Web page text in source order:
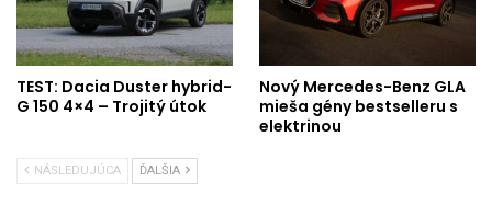
TEST: Dacia Duster hybrid-
G 150 4×4 – Trojitý útok
Nový Mercedes-Benz GLA
mieša gény bestselleru s
elektrinou
NÁSLEDUJÚCA ĎALŠIA